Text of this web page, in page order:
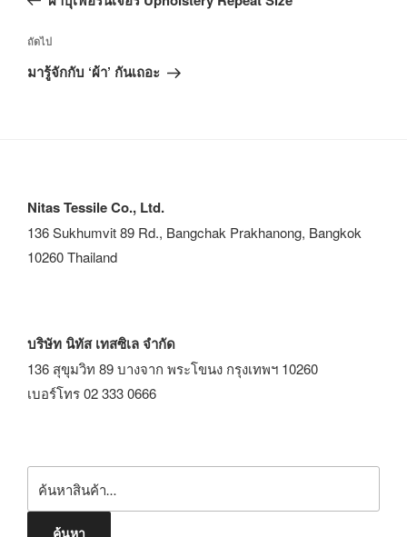
ถัดไป
มารู้จักกับ ‘ผ้า’ กันเถอะ
Nitas Tessile Co., Ltd.
136 Sukhumvit 89 Rd., Bangchak Prakhanong, Bangkok
10260 Thailand
บริษัท นิทัส เทสซิเล จำกัด
136 สุขุมวิท 89 บางจาก พระโขนง กรุงเทพฯ 10260
เบอร์โทร 02 333 0666
ค้นหา